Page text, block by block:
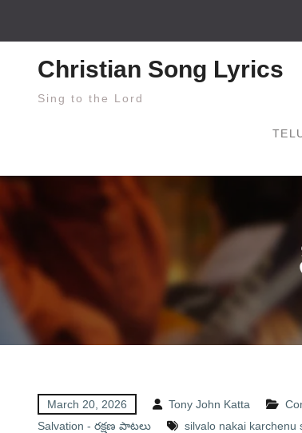
Christian Song Lyrics
Sing to the Lord
March 20, 2026 Tony John Katta
Salvation - రక్షణ పాటలు
silvalo nakai karchenu